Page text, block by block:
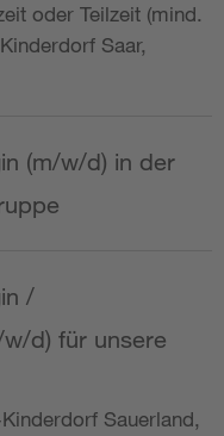
oder Teilzeit (mind.
Saar,
(m/w/d) in der
/
d) für unsere
Sauerland,